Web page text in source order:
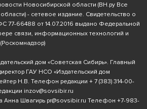
Новосибирской области (ВН.ру Все
- сетевое издание. Свидетельство о
77-66488 от 14.07.2016 выдано Федеральной
связи, информационных технологий и
дом «Советская Сибирь». Главный
ГАУ НСО «Издательский дом
Н.В. Телефон редакции + 7 (383) 314-00-
inzov@sovsibir.ru
Анна Швагирь pr@sovsibir.ru Телефон +7-983-